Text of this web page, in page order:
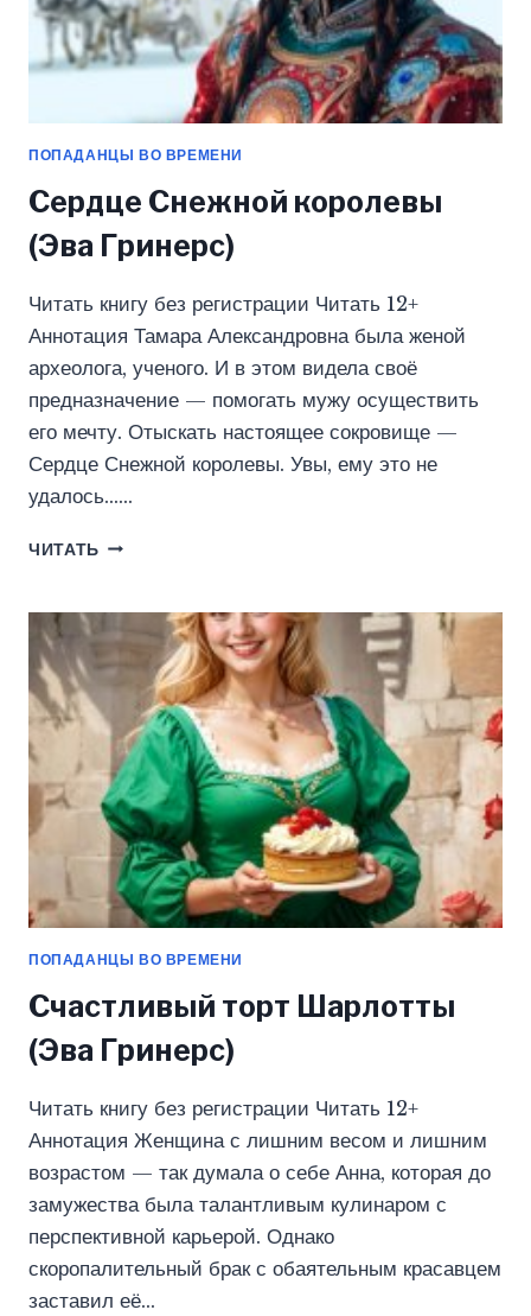
ПОПАДАНЦЫ ВО ВРЕМЕНИ
Сердце Снежной королевы
(Эва Гринерс)
Читать книгу без регистрации Читать 12+
Аннотация Тамара Александровна была женой
археолога, ученого. И в этом видела своё
предназначение — помогать мужу осуществить
его мечту. Отыскать настоящее сокровище —
Сердце Снежной королевы. Увы, ему это не
удалось……
ЧИТАТЬ СЕРДЦЕ
ГРИНЕРС)
ПОПАДАНЦЫ ВО ВРЕМЕНИ
Счастливый торт Шарлотты
(Эва Гринерс)
Читать книгу без регистрации Читать 12+
Аннотация Женщина с лишним весом и лишним
возрастом — так думала о себе Анна, которая до
замужества была талантливым кулинаром с
перспективной карьерой. Однако
скоропалительный брак с обаятельным красавцем
заставил её…